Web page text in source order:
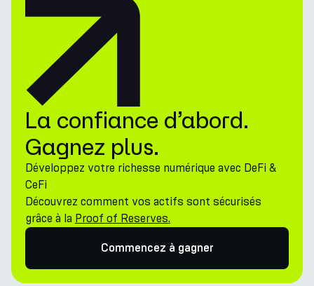
La confiance d’abord.
Gagnez plus.
Développez votre richesse numérique avec DeFi &
CeFi
Découvrez comment vos actifs sont sécurisés
grâce à la Proof of Reserves.
Commencez à gagner